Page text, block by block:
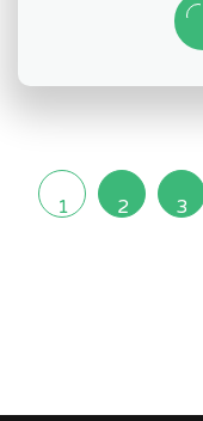
1 2 3